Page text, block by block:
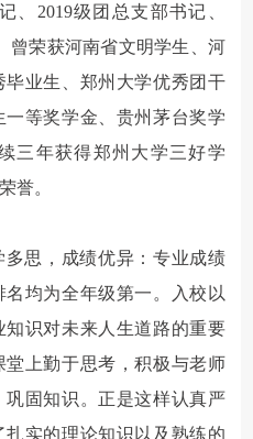
、2019级团总支部书记、
曾荣获河南省文明学生、河
业生、郑州大学优秀团干
等奖学金、贵州茅台奖学
三年获得郑州大学三好学
誉。
思，成绩优异：专业成绩
均为全年级第一。入校以
识对未来人生道路的重要
上勤于思考，积极与老师
固知识。正是这样认真严
实的理论知识以及熟练的